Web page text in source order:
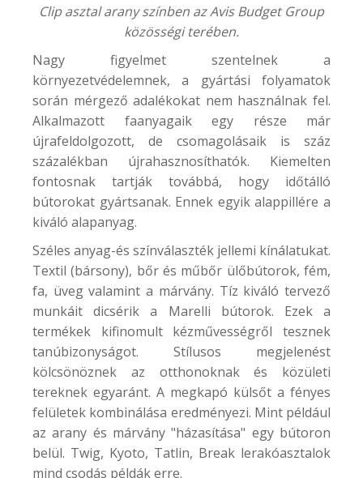
Clip asztal arany színben az Avis Budget Group
közösségi terében.
Nagy figyelmet szentelnek a
környezetvédelemnek, a gyártási folyamatok
során mérgező adalékokat nem használnak fel.
Alkalmazott faanyagaik egy része már
újrafeldolgozott, de csomagolásaik is száz
százalékban újrahasznosíthatók. Kiemelten
fontosnak tartják továbbá, hogy időtálló
bútorokat gyártsanak. Ennek egyik alappillére a
kiváló alapanyag.
Széles anyag-és színválaszték jellemi kínálatukat.
Textil (bársony), bőr és műbőr ülőbútorok, fém,
fa, üveg valamint a márvány. Tíz kiváló tervező
munkáit dicsérik a Marelli bútorok. Ezek a
termékek kifinomult kézművességről tesznek
tanúbizonyságot. Stílusos megjelenést
kölcsönöznek az otthonoknak és közületi
tereknek egyaránt. A megkapó külsőt a fényes
felületek kombinálása eredményezi. Mint például
az arany és márvány "házasítása" egy bútoron
belül. Twig, Kyoto, Tatlin, Break lerakóasztalok
mind csodás példák erre.